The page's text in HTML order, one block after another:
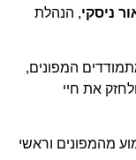
ניסקי, הנהלת
המפונים,
את חיי
מהמפונים וראשי